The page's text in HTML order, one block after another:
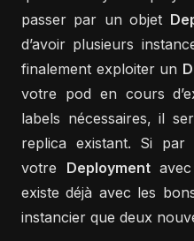
passer par un objet
d’avoir plusieurs
finalement exploiter un
votre pod en cours
labels nécessaires, il
replica existant. Si par
votre Deploymentavec
existe déjà avec les
instancier que deux